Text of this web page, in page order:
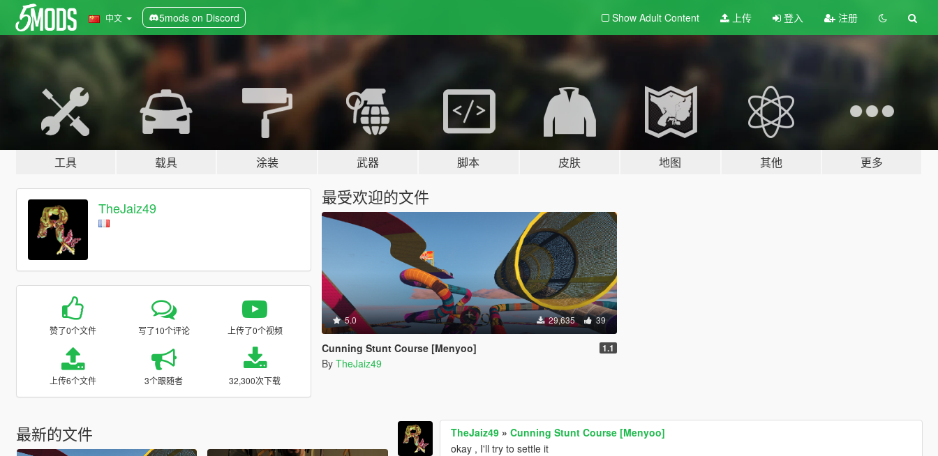
中文 5mods on Discord Show Adult Content 上传 登入 注册
工具 载具 涂装 武器 脚本 皮肤 地图 其他 更多
TheJaiz49
赞了0个文件 写了10个评论 上传了0个视频
上传6个文件 3个跟随者 32,300次下载
最受欢迎的文件
5.0 29,635 39
Cunning Stunt Course [Menyoo] 1.1
By TheJaiz49
最新的文件 TheJaiz49 »Cunning Stunt Course [Menyoo]
okay , I'll try to settle it